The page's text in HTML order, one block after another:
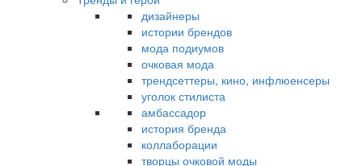
дизайнеры
истории брендов
мода подиумов
очковая мода
трендсеттеры, кино, инфлюенсеры
уголок стилиста
амбассадор
история бренда
коллаборации
творцы очковой моды